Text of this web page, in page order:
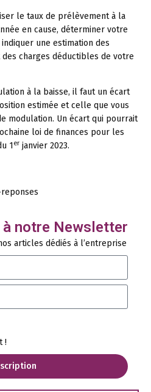
le taux de prélèvement à la
en cause, déterminer votre
une estimation des
charges déductibles de votre
à la baisse, il faut un écart
estimée et celle que vous
modulation. Un écart qui pourrait
loi de finances pour les
1er janvier 2023.
notre Newsletter
articles dédiés à l’entreprise
!